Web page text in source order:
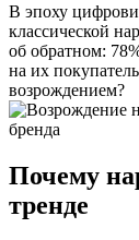
В эпоху
классической
об обратном:
на их
возрождением?
Почему
тренде